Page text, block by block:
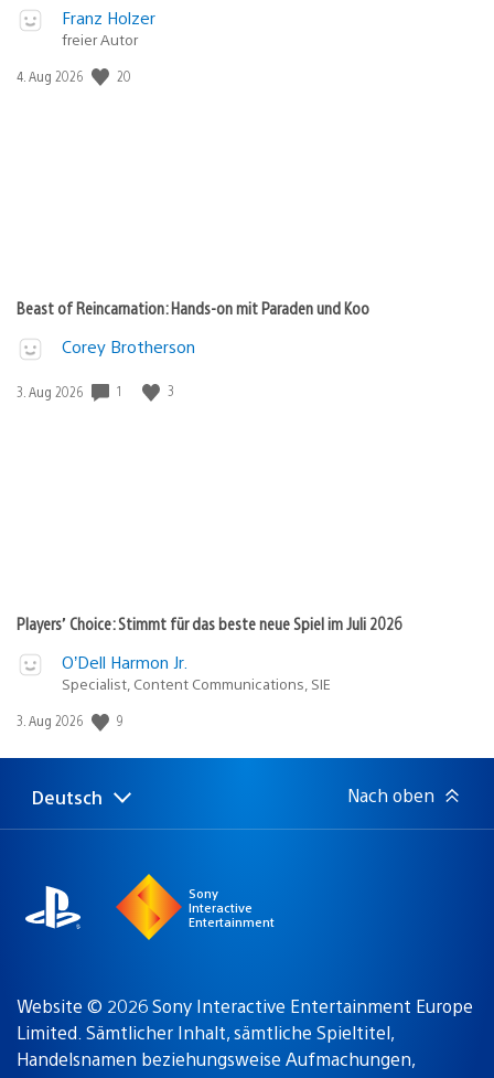
Franz Holzer
freier Autor
Veröffentlichungsdatum:
4. Aug 2026 20
Beast of Reincarnation: Hands-on mit Paraden und Koo
Corey Brotherson
Veröffentlichungsdatum:
3. Aug 2026 1 3
Players’ Choice: Stimmt für das beste neue Spiel im Juli 2026
O’Dell Harmon Jr.
Specialist, Content Communications, SIE
Veröffentlichungsdatum:
3. Aug 2026 9
Select
Aktuelle
Deutsch Nach oben
Sony
Interactive
Entertainment
Website © 2026 Sony Interactive Entertainment Europe
Limited. Sämtlicher Inhalt, sämtliche Spieltitel,
Handelsnamen beziehungsweise Aufmachungen,